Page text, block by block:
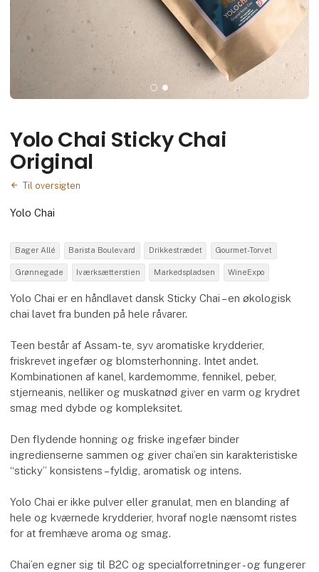
Yolo Chai Sticky Chai
Original
Til oversigten
Yolo Chai
Bager Allé Barista Boulevard Drikkestrædet Gourmet-Torvet
Grønnegade Iværksætterstien Markedspladsen WineExpo
Yolo Chai er en håndlavet dansk Sticky Chai – en økologisk
chai lavet fra bunden på hele råvarer.
Teen består af Assam-te, syv aromatiske krydderier,
friskrevet ingefær og blomsterhonning. Intet andet.
Kombinationen af kanel, kardemomme, fennikel, peber,
stjerneanis, nelliker og muskatnød giver en varm og krydret
smag med dybde og kompleksitet.
Den flydende honning og friske ingefær binder
ingredienserne sammen og giver chai’en sin karakteristiske
“sticky” konsistens – fyldig, aromatisk og intens.
Yolo Chai er ikke pulver eller granulat, men en blanding af
hele og kværnede krydderier, hvoraf nogle nænsomt ristes
for at fremhæve aroma og smag.
Chai’en egner sig til B2C og specialforretninger - og fungerer